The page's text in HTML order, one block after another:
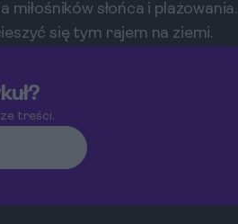
słońca i plażowania.
się tym rajem na ziemi.
treści.